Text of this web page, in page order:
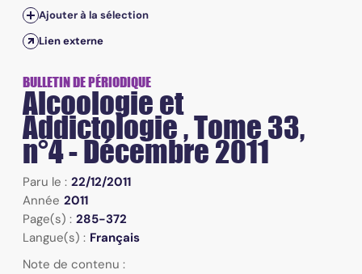
Ajouter à la sélection
Lien externe
BULLETIN DE PÉRIODIQUE
Alcoologie et
Addictologie , Tome 33,
n°4 - Décembre 2011
Paru le : 22/12/2011
Année 2011
Page(s) : 285-372
Langue(s) : Français
Note de contenu :